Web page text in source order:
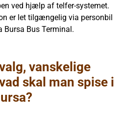
ved hjælp af telfer-systemet.
er let tilgængelig via personbil
Bursa Bus Terminal.
vanskelige
skal man spise i